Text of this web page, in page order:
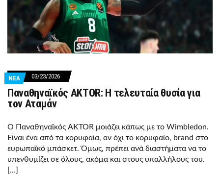
ΝΕΑ 03/23/2026
Παναθηναϊκός AKTOR: Η τελευταία θυσία για
τον Αταμάν
Ο Παναθηναϊκός AKTOR μοιάζει κάπως με το Wimbledon.
Είναι ένα από τα κορυφαία, αν όχι το κορυφαίο, brand στο
ευρωπαϊκό μπάσκετ. Όμως, πρέπει ανά διαστήματα να το
υπενθυμίζει σε όλους, ακόμα και στους υπαλλήλους του.
[…]